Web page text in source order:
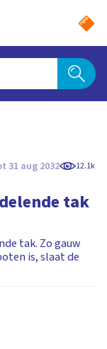
31 aug 2032 12.1k
tak
tak. Zo gauw
is, slaat de